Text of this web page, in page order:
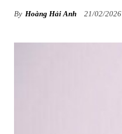
By Hoàng Hải Anh 21/02/2026